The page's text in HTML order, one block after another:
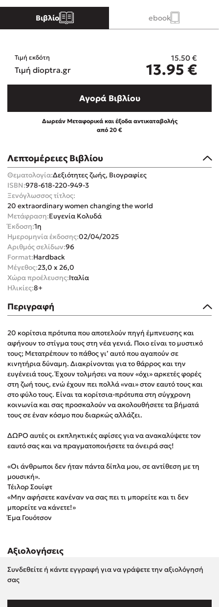
Ιωάννης Γλωσσόπουλος
Ένας γίγαντας στο σχολείο
Πάνω, κάτω, μπροστά, πίσω
Mel Robbins
Δημοφιλείς Συγγραφείς
Φυστίκι ΠουΚυλάει
Παύλος Καστανάς
El Sombrero
Στέφανος Ξενάκης
Sebastian Fitzek
Κατρίνα Τσάνταλη
Lucinda Riley
Mimi Matthews
Benzamin Bécue
Rebecca Yarros
Teo Benedetti
Τζένη Κουτσοδημητροπούλου
Ali Hazelwood
Pierdomenico Baccalario
Βιβλίο ebook
Λεπτομέρειες Βιβλίου
Θεματολογία:Δεξιότητες ζωής, Βιογραφίες
ISBN:978-618-220-949-3
Ξενόγλωσσος τίτλος:
20 extraordinary women changing the world
Μετάφραση:Ευγενία Κολυδά
Έκδοση:1η
Ημερομηνία έκδοσης:02/04/2025
Αριθμός σελίδων:96
Format:Hardback
Μέγεθος:23,0 x 26,0
Χώρα προέλευσης:Ιταλία
Ηλικίες:8+
Τιμή εκδότη 15.50 €
Τιμή dioptra.gr 13.95 €
Αγορά Βιβλίου
Δωρεάν Μεταφορικά και έξοδα αντικαταβολής
από 20 €
Περιγραφή
20 κορίτσια πρότυπα που αποτελούν πηγή έμπνευσης και
αφήνουν το στίγμα τους στη νέα γενιά. Ποιο είναι το μυστικό
τους; Μετατρέπουν το πάθος γι’ αυτό που αγαπούν σε
κινητήρια δύναμη. Διακρίνονται για το θάρρος και την
ευγένειά τους. Έχουν τολμήσει να πουν «όχι» αρκετές φορές
στη ζωή τους, ενώ έχουν πει πολλά «ναι» στον εαυτό τους και
στο φύλο τους. Είναι τα κορίτσια-πρότυπα στη σύγχρονη
κοινωνία και σας προσκαλούν να ακολουθήσετε τα βήματά
τους σε έναν κόσμο που διαρκώς αλλάζει.
ΔΩΡΟ αυτές οι εκπληκτικές αφίσες για να ανακαλύψετε τον
εαυτό σας και να πραγματοποιήσετε τα όνειρά σας!
«Οι άνθρωποι δεν ήταν πάντα δίπλα μου, σε αντίθεση με τη
μουσική».
Τέιλορ Σουίφτ
«Μην αφήσετε κανέναν να σας πει τι μπορείτε και τι δεν
μπορείτε να κάνετε!»
Έμα Γουότσον
Αξιολογήσεις
Συνδεθείτε ή κάντε εγγραφή για να γράψετε την αξιολόγησή
σας